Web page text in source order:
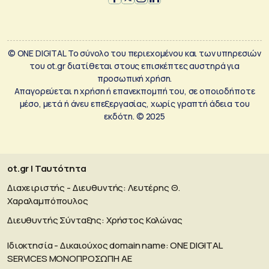
© ONE DIGITAL Το σύνολο του περιεχομένου και των υπηρεσιών
του ot.gr διατίθεται στους επισκέπτες αυστηρά για
προσωπική χρήση.
Απαγορεύεται η χρήση ή επανεκπομπή του, σε οποιοδήποτε
μέσο, μετά ή άνευ επεξεργασίας, χωρίς γραπτή άδεια του
εκδότη. © 2025
ot.gr | Ταυτότητα
Διαχειριστής - Διευθυντής: Λευτέρης Θ.
Χαραλαμπόπουλος
Διευθυντής Σύνταξης: Χρήστος Κολώνας
Ιδιοκτησία - Δικαιούχος domain name: ΟΝΕ DIGITAL
SERVICES MONOΠΡΟΣΩΠΗ ΑΕ